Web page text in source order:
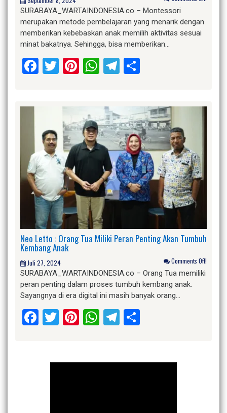
SURABAYA_WARTAINDONESIA.co – Montessori
merupakan metode pembelajaran yang menarik dengan
memberikan kebebaskan anak memilih aktivitas sesuai
minat bakatnya. Sehingga, bisa memberikan…
Facebook
Twitter
Pinterest
WhatsApp
Telegram
Neo Letto : Orang Tua Miliki Peran Penting Akan Tumbuh
Kembang Anak
Juli 27, 2024 Comments Off!
SURABAYA_WARTAINDONESIA.co – Orang Tua memiliki
peran penting dalam proses tumbuh kembang anak.
Sayangnya di era digital ini masih banyak orang…
Facebook
Twitter
Pinterest
WhatsApp
Telegram